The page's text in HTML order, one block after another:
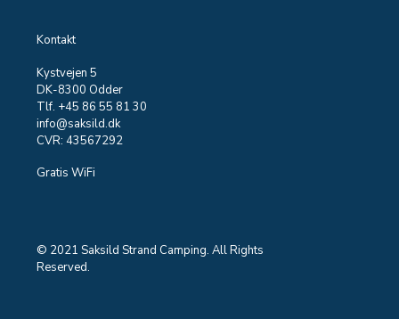
Kontakt
Kystvejen 5
DK-8300 Odder
Tlf. +45 86 55 81 30
info@saksild.dk
CVR: 43567292
Gratis WiFi
© 2021 Saksild Strand Camping. All Rights
Reserved.